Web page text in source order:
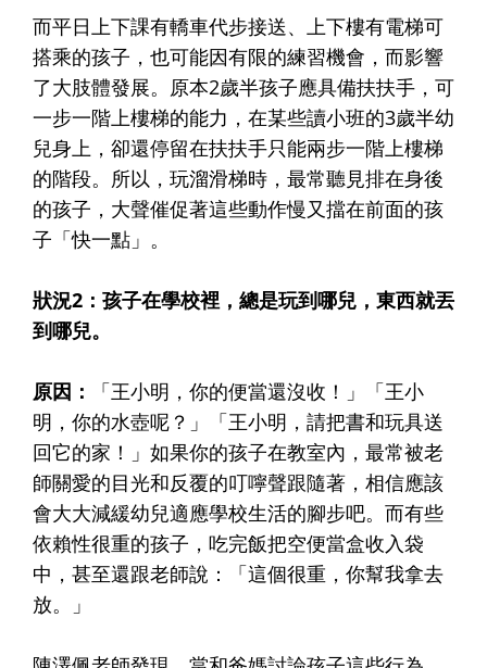
而平日上下課有轎車代步接送、上下樓有電梯可
搭乘的孩子，也可能因有限的練習機會，而影響
了大肢體發展。原本2歲半孩子應具備扶扶手，可
一步一階上樓梯的能力，在某些讀小班的3歲半幼
兒身上，卻還停留在扶扶手只能兩步一階上樓梯
的階段。所以，玩溜滑梯時，最常聽見排在身後
的孩子，大聲催促著這些動作慢又擋在前面的孩
子「快一點」。
狀況2：孩子在學校裡，總是玩到哪兒，東西就丟
到哪兒。
原因：
「王小明，你的便當還沒收！」「王小
明，你的水壺呢？」「王小明，請把書和玩具送
回它的家！」如果你的孩子在教室內，最常被老
師關愛的目光和反覆的叮嚀聲跟隨著，相信應該
會大大減緩幼兒適應學校生活的腳步吧。而有些
依賴性很重的孩子，吃完飯把空便當盒收入袋
中，甚至還跟老師說：「這個很重，你幫我拿去
放。」